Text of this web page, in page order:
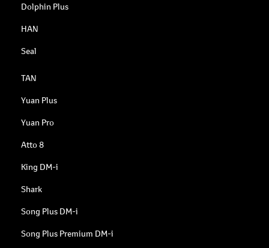
Dolphin Plus
HAN
Seal
TAN
Yuan Plus
Yuan Pro
Atto 8
King DM-i
Shark
Song Plus DM-i
Song Plus Premium DM-i